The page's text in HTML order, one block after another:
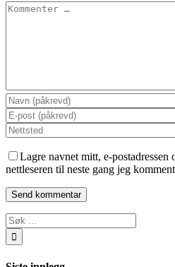
Comment
Lagre navnet mitt, e-postadressen
nettleseren til neste gang jeg
Søk
…